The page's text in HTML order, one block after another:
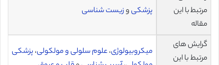
مرتبط با این
مقاله
پزشکیوزیست شناسی
گرایش های
مرتبط با این
میکروبیولوژی،علوم سلولی و مولکولی،پزشکی